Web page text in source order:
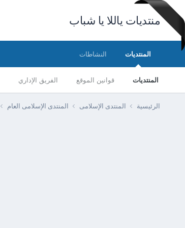
منتديات ياللا يا شباب
المنتديات
المنتديات قوانين الموقع الفريق الإداري
النشاطات
الرئيسية المنتدى الإسلامى المنتدى الإسلامى العام